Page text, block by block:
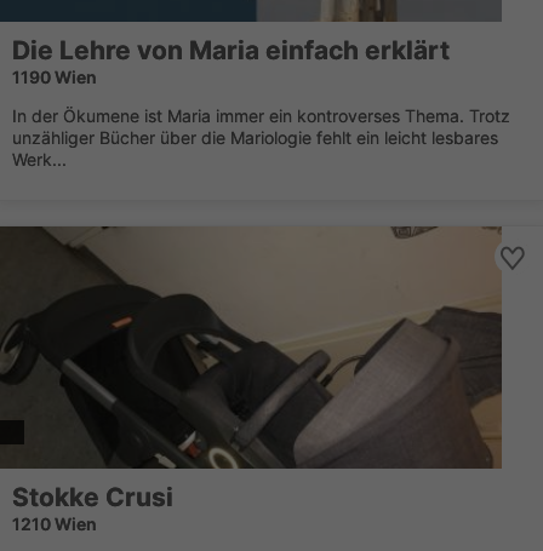
Die Lehre von Maria einfach erklärt
1190 Wien
In der Ökumene ist Maria immer ein kontroverses Thema. Trotz
unzähliger Bücher über die Mariologie fehlt ein leicht lesbares
Werk...
Stokke Crusi
1210 Wien